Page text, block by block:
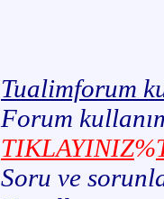
Tualimforum
Forum
TIKLAYINIZ%
Soru ve